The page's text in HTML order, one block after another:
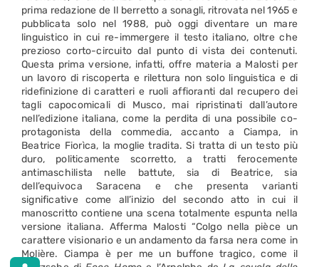
prima redazione de Il berretto a sonagli, ritrovata nel 1965 e
pubblicata solo nel 1988, può oggi diventare un mare
linguistico in cui re-immergere il testo italiano, oltre che
prezioso corto-circuito dal punto di vista dei contenuti.
Questa prima versione, infatti, offre materia a Malosti per
un lavoro di riscoperta e rilettura non solo linguistica e di
ridefinizione di caratteri e ruoli affioranti dal recupero dei
tagli capocomicali di Musco, mai ripristinati dall’autore
nell’edizione italiana, come la perdita di una possibile co-
protagonista della commedia, accanto a Ciampa, in
Beatrice Fiorìca, la moglie tradita. Si tratta di un testo più
duro, politicamente scorretto, a tratti ferocemente
antimaschilista nelle battute, sia di Beatrice, sia
dell’equivoca Saracena e che presenta varianti
significative come all’inizio del secondo atto in cui il
manoscritto contiene una scena totalmente espunta nella
versione italiana. Afferma Malosti “Colgo nella pièce un
carattere visionario e un andamento da farsa nera come in
Molière. Ciampa è per me un buffone tragico, come il